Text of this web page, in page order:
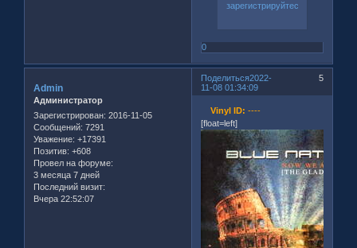
зарегистрируйтесь
0
Поделиться 5
2022-
11-08 01:34:09
Admin
Администратор
Зарегистрирован: 2016-11-05
Сообщений: 7291
Уважение: +17391
Позитив: +608
Провел на форуме:
3 месяца 7 дней
Последний визит:
Вчера 22:52:07
Vinyl ID: ----
[float=left]